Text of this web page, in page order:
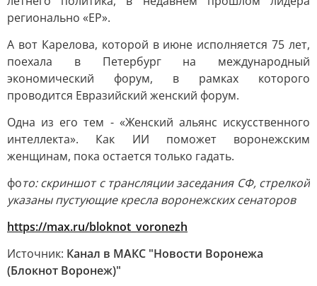
регионально «ЕР».
А вот Карелова, которой в июне исполняется 75 лет,
поехала в Петербург на международный
экономический форум, в рамках которого
проводится Евразийский женский форум.
Одна из его тем - «Женский альянс искусственного
интеллекта». Как ИИ поможет воронежским
женщинам, пока остается только гадать.
фото: скриншот с трансляции заседания СФ, стрелкой
указаны пустующие кресла воронежских сенаторов
https://max.ru/bloknot_voronezh
Источник: Канал в МАКС "Новости Воронежа
(Блокнот Воронеж)"